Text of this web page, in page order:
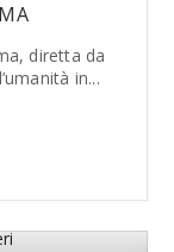
diretta da
in...